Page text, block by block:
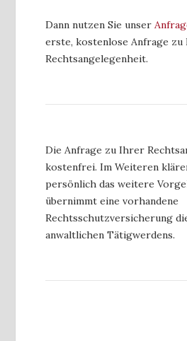
Dann nutzen Sie unser
erste, kostenlose Anfrage
Rechtsangelegenheit.
Die Anfrage zu Ihrer
kostenfrei. Im Weiteren
persönlich das weitere
übernimmt eine vorhandene
Rechtsschutzversicherung
anwaltlichen Tätigwerdens.